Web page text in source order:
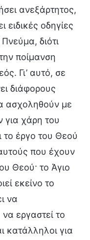
ανεξάρτητος,
οδηγίες
διότι
ποίμανση
Γι’ αυτό, σε
διάφορους
ασχοληθούν με
για χάρη του
το έργο του Θεού
που έχουν
Θεού· το Άγιο
εκείνο το
να
εργαστεί το
κατάλληλοι για